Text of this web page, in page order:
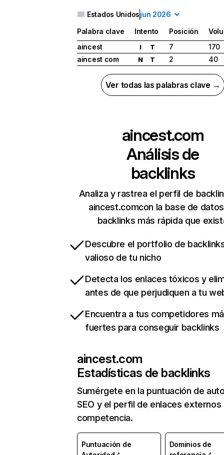
Estados Unidosjun 2026
Palabra clave Intento Posición
aincest
I T 7
170
aincest com
N T 2 40
Ver todas las palabras clave →
aincest.com
Análisis de
backlinks
Analiza y rastrea el perfil de
aincest.comcon la base de
backlinks más rápida que
Descubre el portfolio de
valioso de tu nicho
Detecta los enlaces tóxicos y
antes de que perjudiquen a tu
Encuentra a tus competidores
fuertes para conseguir backlinks
aincest.com
Estadísticas de backlinks
Sumérgete en la puntuación de
SEO y el perfil de enlaces externos
competencia.
Puntuación de
Dominios de